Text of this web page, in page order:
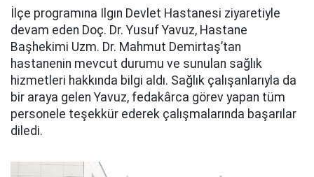
İlçe programına Ilgın Devlet Hastanesi ziyaretiyle
devam eden Doç. Dr. Yusuf Yavuz, Hastane
Başhekimi Uzm. Dr. Mahmut Demirtaş’tan
hastanenin mevcut durumu ve sunulan sağlık
hizmetleri hakkında bilgi aldı. Sağlık çalışanlarıyla da
bir araya gelen Yavuz, fedakârca görev yapan tüm
personele teşekkür ederek çalışmalarında başarılar
diledi.